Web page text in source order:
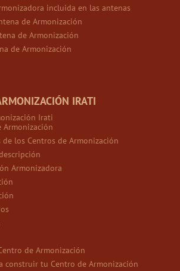
incluida en las antenas
de Armonización
de Armonización
de Armonización
IRATI
Irati
Armonización
los Centros de Armonización
Armonizadora
de Armonización
construir tu Centro de Armonización